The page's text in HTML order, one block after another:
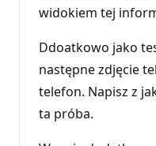
widokiem tej
Ddoatkowo jako
następne zdjęcie
telefon. Napisz z
ta próba.